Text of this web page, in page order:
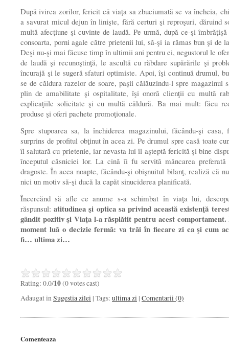
După ivirea zorilor, fericit că viaţa sa zbuciumată se va încheia,
a savurat micul dejun în linişte, fără certuri şi reproşuri, dăruind
multă afecţiune şi cuvinte de laudă. Pe urmă, după ce-şi
consoarta, porni agale către prietenii lui, să-şi ia rămas bun şi de
Deşi nu-şi mai făcuse timp în ultimii ani pentru ei, negustorul le
de laudă şi recunoştinţă, le ascultă cu răbdare supărările şi
încurajă şi le sugeră sfaturi optimiste. Apoi, îşi continuă drumul,
se de căldura razelor de soare, paşii călăuzindu-l spre magazinul
plin de amabilitate şi ospitalitate, îşi onoră clienţii cu multă
explicaţiile solicitate şi cu multă căldură. Ba mai mult: făcu
produse şi oferi pachete promoţionale.
Spre stupoarea sa, la închiderea magazinului, făcându-şi casa,
surprins de profitul obţinut în acea zi. Pe drumul spre casă toate
îl salutară cu prietenie, iar nevasta lui îl aşteptă fericită şi bine
începutul căsniciei lor. La cină îi fu servită mâncarea
dragoste. În acea noapte, făcându-şi obişnuitul bilanţ, realiză că
nici un motiv să-şi ducă la capăt sinuciderea planificată.
Încercănd să afle ce anume s-a schimbat în viaţa lui,
răspunsul:atitudinea şi optica sa privind această existenţă
gândit pozitiv şi Viaţa l-a răsplătit pentru acest comportament.
moment luă o decizie fermă: va trăi în fiecare zi ca şi cum
fi… ultima zi…
Rating: 0.0/10(0 votes cast)
Adaugat inSugestia zilei | Tags: ultima zi | Comentarii (0)
Comenteaza